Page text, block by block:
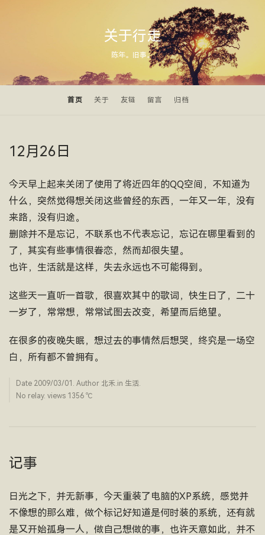
关于行走
陈年。旧事。
首页 关于 友链 留言 归档
12月26日
今天早上起来关闭了使用了将近四年的QQ空间，不知道为
什么，突然觉得想关闭这些曾经的东西，一年又一年，没有
来路，没有归途。
删除并不是忘记，不联系也不代表忘记，忘记在哪里看到的
了，其实有些事情很眷恋，然而却很失望。
也许，生活就是这样，失去永远也不可能得到。
这些天一直听一首歌，很喜欢其中的歌词，快生日了，二十
一岁了，常常想，常常试图去改变，希望而后绝望。
在很多的夜晚失眠，想过去的事情然后想哭，终究是一场空
白，所有都不曾拥有。
Date 2009/03/01 . Author 北禾.in 生活.
No relay. views 1356 ­℃
记事
日光之下，并无新事，今天重装了电脑的XP系统，感觉并
不像想的那么难，做个标记好知道是何时装的系统，还有就
是又开始孤身一人，做自己想做的事，也许天意如此，并不